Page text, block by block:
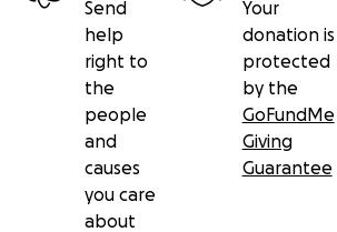
Send
help
right to
the
people
and
causes
you care
about
Your
donation is
protected
by the
GoFundMe
Giving
Guarantee